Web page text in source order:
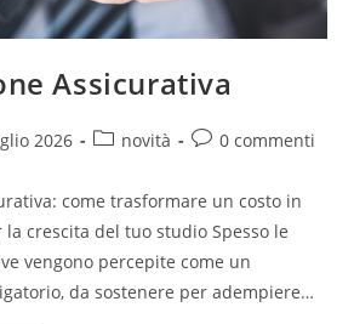
Assicurativa
2026 novità 0 commenti
come trasformare un costo in
crescita del tuo studio Spesso le
vengono percepite come un
da sostenere per adempiere…